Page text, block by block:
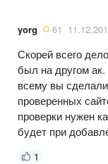
yorg 61
Скорей всего
был на другом ак.
всему вы
проверенных
проверки нужен
будет при
1